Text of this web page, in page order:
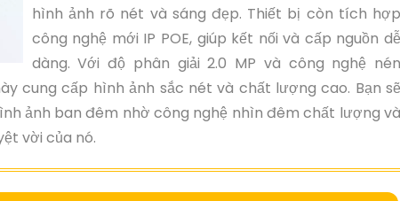
hình ảnh rõ nét và sáng đẹp. Thiết bị còn tích hợp
công nghệ mới IP POE, giúp kết nối và cấp nguồn dễ
dàng. Với độ phân giải 2.0 MP và công nghệ nén
cung cấp hình ảnh sắc nét và chất lượng cao. Bạn sẽ
ảnh ban đêm nhờ công nghệ nhìn đêm chất lượng và
vời của nó.